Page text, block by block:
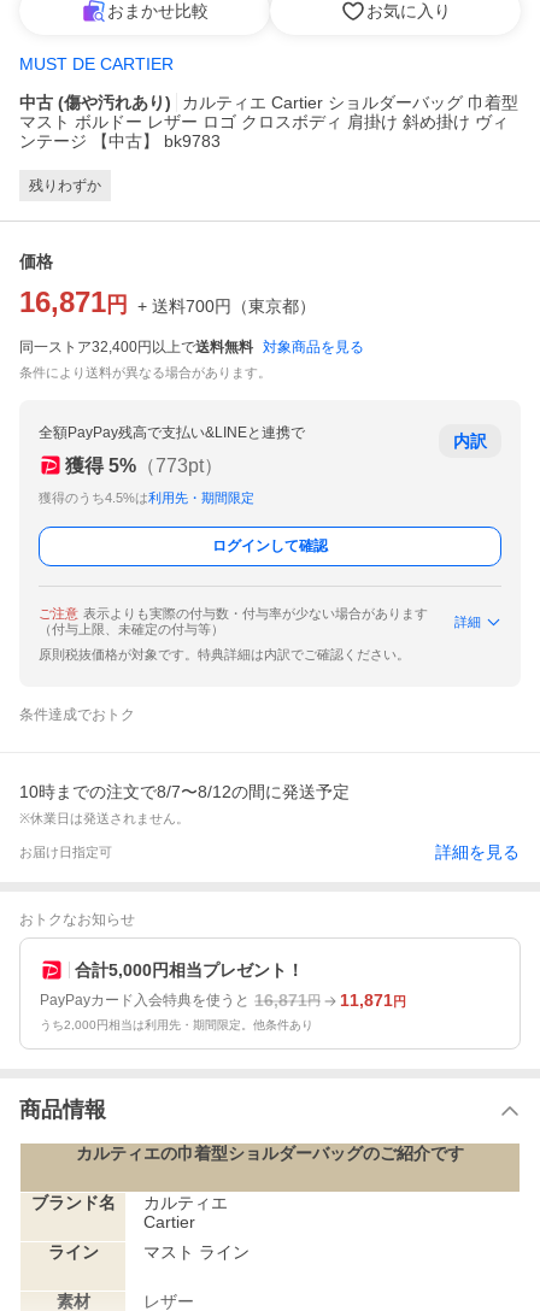
おまかせ比較 お気に入り
MUST DE CARTIER
中古 (傷や汚れあり)
カルティエ Cartier ショルダーバッグ 巾着型
マスト ボルドー レザー ロゴ クロスボディ 肩掛け 斜め掛け ヴィ
ンテージ 【中古】 bk9783
残りわずか
価格
16,871 円 + 送料700円 （東京都）
同一ストア32,400円以上で送料無料 対象商品を見る
条件により送料が異なる場合があります。
全額PayPay残高で支払い&LINEと連携で
獲得 5% （773pt）
獲得のうち4.5%は利用先・期間限定
内訳
ログインして確認
ご注意 表示よりも実際の付与数・付与率が少ない場合があります
（付与上限、未確定の付与等）
詳細
原則税抜価格が対象です。特典詳細は内訳でご確認ください。
条件達成でおトク
10時までの注文で8/7〜8/12の間に発送予定
※休業日は発送されません。
お届け日指定可 詳細を見る
おトクなお知らせ
合計5,000円相当プレゼント！
PayPayカード入会特典を使うと 16,871円 11,871円
うち2,000円相当は利用先・期間限定。他条件あり
商品情報
カルティエの巾着型ショルダーバッグのご紹介です
ブランド名
カルティエ
Cartier
ライン
マスト ライン
素材 レザー